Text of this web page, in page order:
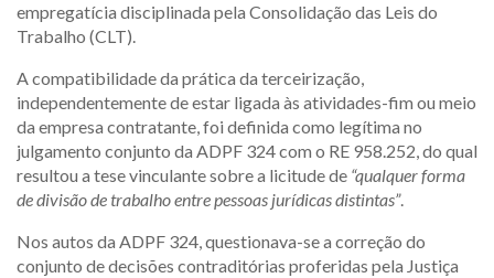
empregatícia disciplinada pela Consolidação das Leis do
Trabalho (CLT).
A compatibilidade da prática da terceirização,
independentemente de estar ligada às atividades-fim ou meio
da empresa contratante, foi definida como legítima no
julgamento conjunto da ADPF 324 com o RE 958.252, do qual
resultou a tese vinculante sobre a licitude de “qualquer forma
de divisão de trabalho entre pessoas jurídicas distintas”.
Nos autos da ADPF 324, questionava-se a correção do
conjunto de decisões contraditórias proferidas pela Justiça